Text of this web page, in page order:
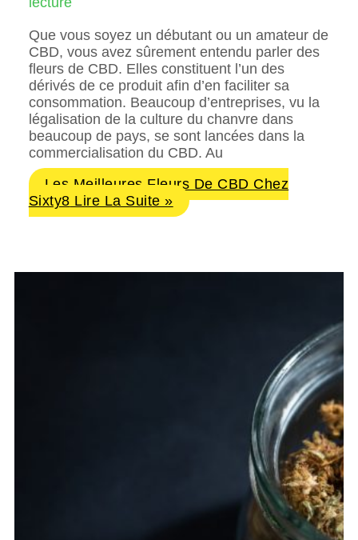
Que vous soyez un débutant ou un amateur de
CBD, vous avez sûrement entendu parler des
fleurs de CBD. Elles constituent l’un des
dérivés de ce produit afin d’en faciliter sa
consommation. Beaucoup d’entreprises, vu la
légalisation de la culture du chanvre dans
beaucoup de pays, se sont lancées dans la
commercialisation du CBD. Au
Les Meilleures Fleurs De CBD Chez
Sixty8 Lire La Suite »